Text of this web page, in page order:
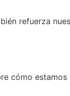
refuerza
cómo